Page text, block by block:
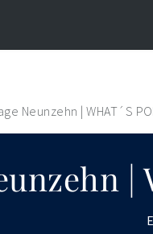
Neunzehn | WHAT´S
|